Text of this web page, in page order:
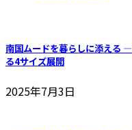
品
南国ムードを暮らしに添える
る4サイズ展開
2025年7月3日